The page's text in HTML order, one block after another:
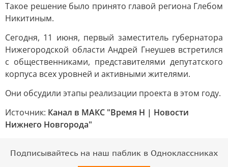
Такое решение было принято главой региона Глебом
Никитиным.
Сегодня, 11 июня, первый заместитель губернатора
Нижегородской области Андрей Гнеушев встретился
с общественниками, представителями депутатского
корпуса всех уровней и активными жителями.
Они обсудили этапы реализации проекта в этом году.
Источник: Канал в МАКС "Время Н | Новости
Нижнего Новгорода"
Подписывайтесь на наш паблик в Одноклассниках